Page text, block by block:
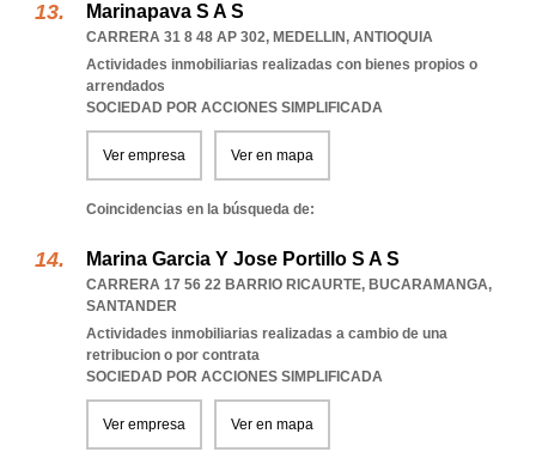
Marinapava S A S
CARRERA 31 8 48 AP 302, MEDELLIN, ANTIOQUIA
Actividades inmobiliarias realizadas con bienes propios o
arrendados
SOCIEDAD POR ACCIONES SIMPLIFICADA
Ver empresa Ver en mapa
Coincidencias en la búsqueda de:
Marina Garcia Y Jose Portillo S A S
CARRERA 17 56 22 BARRIO RICAURTE, BUCARAMANGA,
SANTANDER
Actividades inmobiliarias realizadas a cambio de una
retribucion o por contrata
SOCIEDAD POR ACCIONES SIMPLIFICADA
Ver empresa Ver en mapa